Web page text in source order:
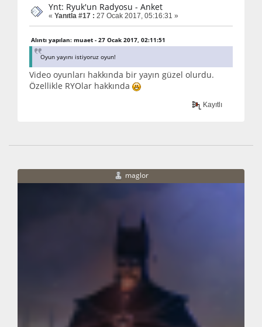
Ynt: Ryuk'un Radyosu - Anket
« Yanıtla #17 : 27 Ocak 2017, 05:16:31 »
Alıntı yapılan: muaet - 27 Ocak 2017, 02:11:51
Oyun yayını istiyoruz oyun!
Video oyunları hakkında bir yayın güzel olurdu.
Özellikle RYOlar hakkında
Kayıtlı
maglor